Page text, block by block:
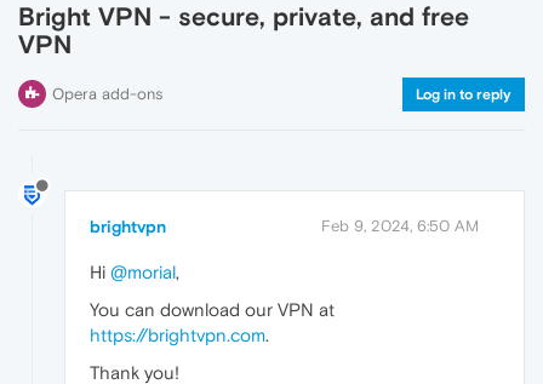
Bright VPN - secure, private, and free
VPN
Opera add-ons Log in to reply
brightvpn Feb 9, 2024, 6:50 AM
Hi @morial,
You can download our VPN at
https://brightvpn.com.
Thank you!